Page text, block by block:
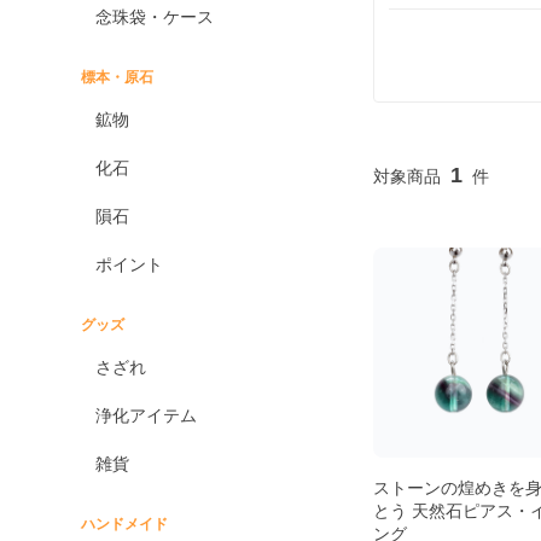
念珠袋・ケース
標本・原石
鉱物
化石
隕石
ポイント
グッズ
さざれ
浄化アイテム
雑貨
ハンドメイド
1
ストーンの煌めきを
とう 天然石ピアス・
ング